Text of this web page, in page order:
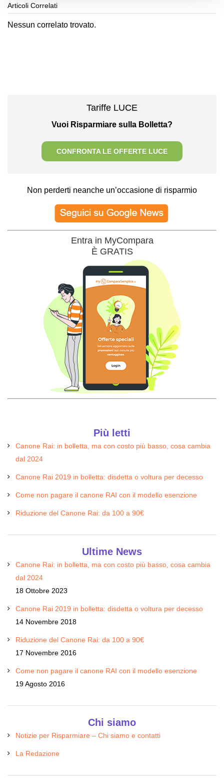
Articoli Correlati
Nessun correlato trovato.
Tariffe LUCE
Vuoi Risparmiare sulla Bolletta?
CONFRONTA LE OFFERTE LUCE
Non perderti neanche un’occasione di risparmio
Entra in MyCompara
È GRATIS
Più letti
Canone Rai: in bolletta, ma con costo più basso, cosa cambia
dal 2024
Canone Rai 2019 in bolletta: disdetta o voltura per decesso
Come non pagare il canone RAI con il modello esenzione
Riduzione del Canone Rai: da 100 a 90€
Ultime News
Canone Rai: in bolletta, ma con costo più basso, cosa cambia
dal 2024
18 Ottobre 2023
Canone Rai 2019 in bolletta: disdetta o voltura per decesso
14 Novembre 2018
Riduzione del Canone Rai: da 100 a 90€
17 Novembre 2016
Come non pagare il canone RAI con il modello esenzione
19 Agosto 2016
Chi siamo
Notizie per Risparmiare – Chi siamo e contatti
La Redazione